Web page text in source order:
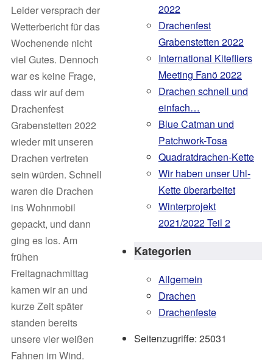
Leider versprach der
Wetterbericht für das
Wochenende nicht
viel Gutes. Dennoch
war es keine Frage,
dass wir auf dem
Drachenfest
Grabenstetten 2022
wieder mit unseren
Drachen vertreten
sein würden. Schnell
waren die Drachen
ins Wohnmobil
gepackt, und dann
ging es los. Am
frühen
Freitagnachmittag
kamen wir an und
kurze Zeit später
standen bereits
unsere vier weißen
Fahnen im Wind.
2022
Drachenfest
Grabenstetten 2022
International Kitefliers
Meeting Fanö 2022
Drachen schnell und
einfach…
Blue Catman und
Patchwork-Tosa
Quadratdrachen-Kette
Wir haben unser Uhl-
Kette überarbeitet
Winterprojekt
2021/2022 Teil 2
Kategorien
Allgemein
Drachen
Drachenfeste
Seitenzugriffe: 25031